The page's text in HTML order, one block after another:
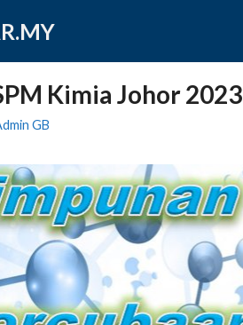
Kimia Johor 2023
GB